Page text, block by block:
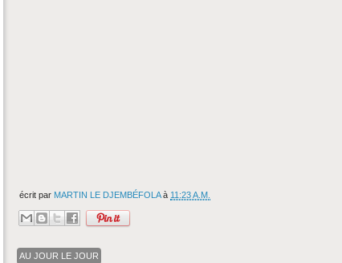
écrit par MARTIN LE DJEMBÉFOLAà 11:23 A.M.
AU JOUR LE JOUR